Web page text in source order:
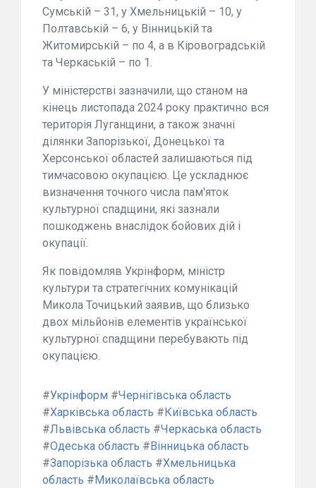
Сумській – 31, у Хмельницькій – 10, у
Полтавській – 6, у Вінницькій та
Житомирській – по 4, а в Кіровоградській
та Черкаській – по 1.
У міністерстві зазначили, що станом на
кінець листопада 2024 року практично вся
територія Луганщини, а також значні
ділянки Запорізької, Донецької та
Херсонської областей залишаються під
тимчасовою окупацією. Це ускладнює
визначення точного числа пам'яток
культурної спадщини, які зазнали
пошкоджень внаслідок бойових дій і
окупації.
Як повідомляв Укрінформ, міністр
культури та стратегічних комунікацій
Микола Точицький заявив, що близько
двох мільйонів елементів української
культурної спадщини перебувають під
окупацією.
#Укрінформ #Чернігівська область
#Харківська область # Київська область
#Львівська область #Черкаська область
#Одеська область # Вінницька область
#Запорізька область #Хмельницька
область # Миколаївська область